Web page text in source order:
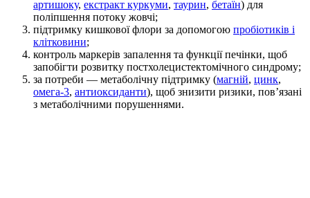
артишоку, екстракт куркуми, таурин, бетаїн) для
поліпшення потоку жовчі;
підтримку кишкової флори за допомогою пробіотиків і
клітковини;
контроль маркерів запалення та функції печінки, щоб
запобігти розвитку постхолецистектомічного синдрому;
за потреби — метаболічну підтримку (магній, цинк,
омега-3, антиоксиданти), щоб знизити ризики, пов’язані
з метаболічними порушеннями.